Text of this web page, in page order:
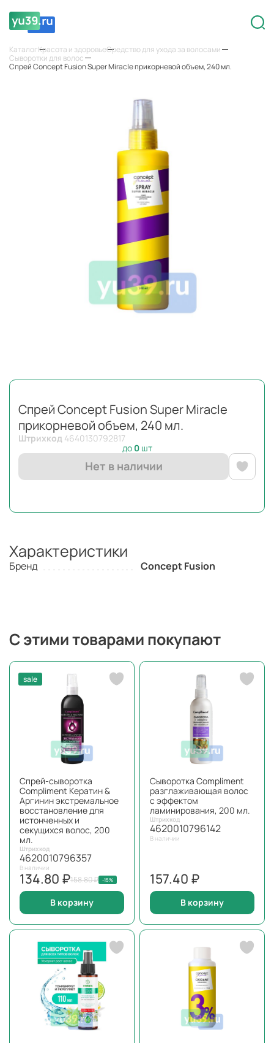
КаталогКрасота и здоровьеСредство для ухода за волосами
Сыворотки для волос
Спрей Concept Fusion Super Miracle прикорневой объем, 240 мл.
Спрей Concept Fusion Super Miracle
прикорневой объем, 240 мл.
Штрихкод 4640130792817
до 0шт
Нет в наличии
Характеристики
Бренд Concept Fusion
С этими товарами покупают
sale
Спрей-сыворотка
Compliment Кератин &
Аргинин экстремальное
восстановление для
истонченных и
секущихся волос, 200
мл.
Штрихкод
4620010796357
В наличии
134.80 ₽158.80 ₽ -15%
В корзину
Сыворотка Compliment
разглаживающая волос
с эффектом
ламинирования, 200 мл.
Штрихкод
4620010796142
В наличии
157.40 ₽
В корзину